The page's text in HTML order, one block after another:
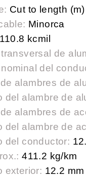
Cut to length (m)
Minorca
110.8 kcmil
de
del
alambres de
del alambre de
alambres de
del alambre de
del conductor:
411.2 kg/km
exterior: 12.2 mm